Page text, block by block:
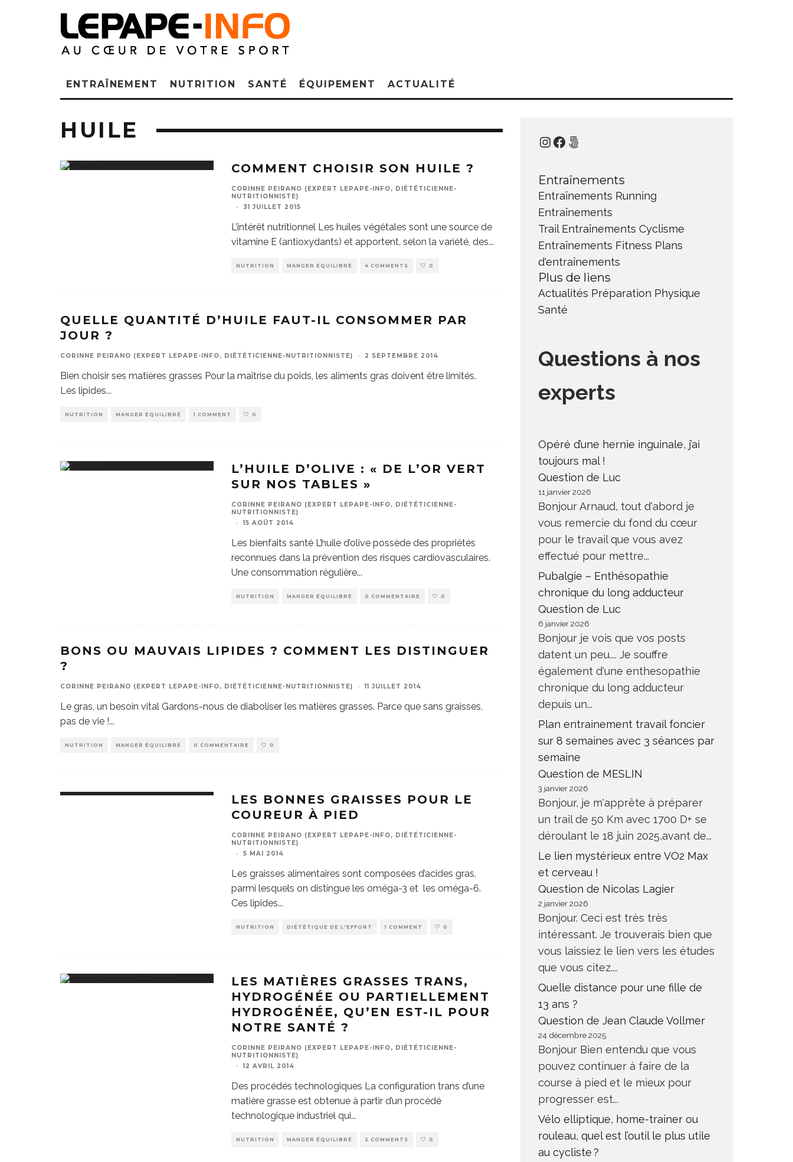
ENTRAÎNEMENT NUTRITION SANTÉ ÉQUIPEMENT ACTUALITÉ
HUILE
COMMENT CHOISIR SON HUILE ?
CORINNE PEIRANO (EXPERT LEPAPE-INFO, DIÉTÉTICIENNE-
NUTRITIONNISTE)
·
31 JUILLET 2015
L’intérêt nutritionnel Les huiles végétales sont une source de
vitamine E (antioxydants) et apportent, selon la variété, des...
NUTRITION MANGER ÉQUILIBRÉ 4 COMMENTS 0
QUELLE QUANTITÉ D’HUILE FAUT-IL CONSOMMER PAR
JOUR ?
CORINNE PEIRANO (EXPERT LEPAPE-INFO, DIÉTÉTICIENNE-NUTRITIONNISTE) · 2 SEPTEMBRE 2014
Bien choisir ses matières grasses Pour la maîtrise du poids, les aliments gras doivent être limités.
Les lipides...
NUTRITION MANGER ÉQUILIBRÉ 1 COMMENT 0
L’HUILE D’OLIVE : « DE L’OR VERT
SUR NOS TABLES »
CORINNE PEIRANO (EXPERT LEPAPE-INFO, DIÉTÉTICIENNE-
NUTRITIONNISTE)
·
15 AOÛT 2014
Les bienfaits santé L’huile d’olive possède des propriétés
reconnues dans la prévention des risques cardiovasculaires.
Une consommation régulière...
NUTRITION MANGER ÉQUILIBRÉ 0 COMMENTAIRE 0
BONS OU MAUVAIS LIPIDES ? COMMENT LES DISTINGUER
?
CORINNE PEIRANO (EXPERT LEPAPE-INFO, DIÉTÉTICIENNE-NUTRITIONNISTE) · 11 JUILLET 2014
Le gras, un besoin vital Gardons-nous de diaboliser les matières grasses. Parce que sans graisses,
pas de vie !...
NUTRITION MANGER ÉQUILIBRÉ 0 COMMENTAIRE 0
LES BONNES GRAISSES POUR LE
COUREUR À PIED
CORINNE PEIRANO (EXPERT LEPAPE-INFO, DIÉTÉTICIENNE-
NUTRITIONNISTE)
·
5 MAI 2014
Les graisses alimentaires sont composées d’acides gras,
parmi lesquels on distingue les oméga-3 et les oméga-6.
Ces lipides...
NUTRITION DIÉTÉTIQUE DE L'EFFORT 1 COMMENT 0
LES MATIÈRES GRASSES TRANS,
HYDROGÉNÉE OU PARTIELLEMENT
HYDROGÉNÉE, QU’EN EST-IL POUR
NOTRE SANTÉ ?
CORINNE PEIRANO (EXPERT LEPAPE-INFO, DIÉTÉTICIENNE-
NUTRITIONNISTE)
·
12 AVRIL 2014
Des procédés technologiques La configuration trans d’une
matière grasse est obtenue à partir d’un procédé
technologique industriel qui...
NUTRITION MANGER ÉQUILIBRÉ 2 COMMENTS 0
Instagram
Facebook
500px
Entraînements
Entraînements Running
Entraînements
Trail Entraînements Cyclisme
Entraînements Fitness Plans
d'entraînements
Plus de liens
Actualités Préparation Physique
Santé
Questions à nos
experts
Opéré d’une hernie inguinale, j’ai
toujours mal !
Question de Luc
11 janvier 2026
Bonjour Arnaud, tout d'abord je
vous remercie du fond du cœur
pour le travail que vous avez
effectué pour mettre...
Pubalgie – Enthésopathie
chronique du long adducteur
Question de Luc
6 janvier 2026
Bonjour je vois que vos posts
datent un peu.... Je souffre
également d'une enthesopathie
chronique du long adducteur
depuis un...
Plan entrainement travail foncier
sur 8 semaines avec 3 séances par
semaine
Question de MESLIN
3 janvier 2026
Bonjour, je m'apprête à préparer
un trail de 50 Km avec 1700 D+ se
déroulant le 18 juin 2025,avant de...
Le lien mystérieux entre VO2 Max
et cerveau !
Question de Nicolas Lagier
2 janvier 2026
Bonjour. Ceci est très très
intéressant. Je trouverais bien que
vous laissiez le lien vers les études
que vous citez....
Quelle distance pour une fille de
13 ans ?
Question de Jean Claude Vollmer
24 décembre 2025
Bonjour Bien entendu que vous
pouvez continuer à faire de la
course à pied et le mieux pour
progresser est...
Vélo elliptique, home-trainer ou
rouleau, quel est l’outil le plus utile
au cycliste ?